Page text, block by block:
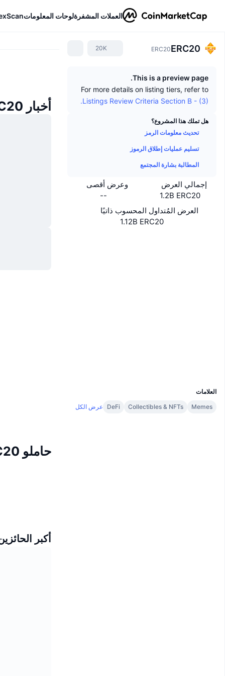
العملات المشفرةلوحات المعلومات
ERC20
ERC20
20K
This is a preview page.
For more details on listing tiers, refer to
Listings Review Criteria Section B - (3).
هل تملك هذا المشروع؟
تحديث معلومات الرمز
تسليم عمليات إطلاق الرموز
المطالبة بشارة المجتمع
إجمالي العرض
1.2B ERC20
وعرض أقصى
--
العرض المُتداول المحسوب ذاتيًا
1.12B ERC20
العلامات
Memes
Collectibles & NFTs
DeFi عرض الكل
أخبار ERC20
حاملو ERC20
أكبر